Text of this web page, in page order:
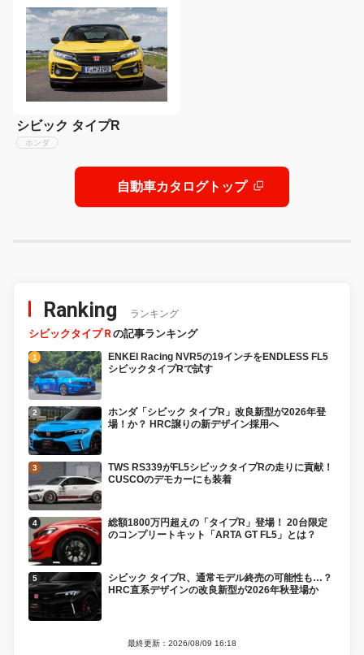
シビック タイプR
ホンダ
自動車カタログトップ
Ranking ランキング
シビックタイプＲの記事ランキング
ENKEI Racing NVR5の19インチをENDLESS FL5
シビックタイプRで試す
ホンダ「シビック タイプR」改良新型が2026年登
場！か？ HRC譲りの新デザイン採用へ
TWS RS339がFL5シビックタイプRの走りに貢献！
CUSCOのデモカーにも装着
総額1800万円超えの「タイプR」登場！ 20台限定
のコンプリートキット「ARTA GT FL5」とは？
シビック タイプR、通常モデル終売の可能性も…？
HRC直系デザインの改良新型が2026年秋登場か
最終更新：2026/08/09 16:18